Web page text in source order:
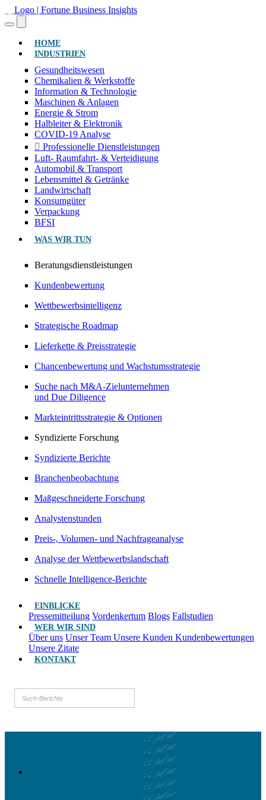
HOME(AKTUELL)
INDUSTRIEN
Gesundheitswesen
Chemikalien & Werkstoffe
Information & Technologie
Maschinen & Anlagen
Energie & Strom
Halbleiter & Elektronik
COVID-19 Analyse
Professionelle Dienstleistungen
Luft- Raumfahrt- & Verteidigung
Automobil & Transport
Lebensmittel & Getränke
Landwirtschaft
Konsumgüter
Verpackung
BFSI
WAS WIR TUN
Beratungsdienstleistungen
Kundenbewertung
Wettbewerbsintelligenz
Strategische Roadmap
Lieferkette & Preisstrategie
Chancenbewertung und Wachstumsstrategie
Suche nach M&A-Zielunternehmen
und Due Diligence
Markteintrittsstrategie & Optionen
Syndizierte Forschung
Syndizierte Berichte
Branchenbeobachtung
Maßgeschneiderte Forschung
Analystenstunden
Preis-, Volumen- und Nachfrageanalyse
Analyse der Wettbewerbslandschaft
Schnelle Intelligence-Berichte
EINBLICKE
Pressemitteilung Vordenkertum Blogs Fallstudien
WER WIR SIND
Über uns Unser Team Unsere Kunden Kundenbewertungen
Unsere Zitate
KONTAKT